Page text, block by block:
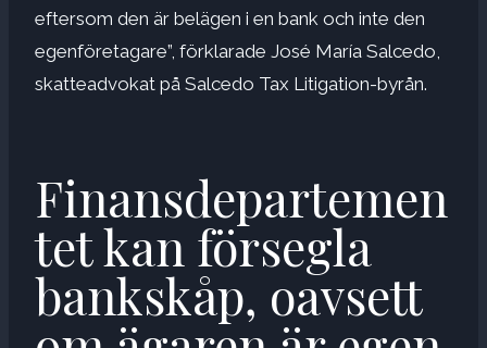
eftersom den är belägen i en bank och inte den
egenföretagare”, förklarade José María Salcedo,
skatteadvokat på Salcedo Tax Litigation-byrån.
Finansdepartemen
tet kan försegla
bankskåp, oavsett